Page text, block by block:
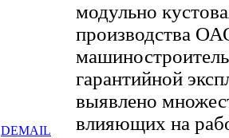
DEMAIL
модульно
производства
гарантийной
выявлено
влияющих на